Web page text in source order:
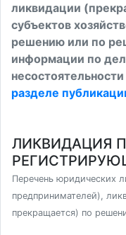
ликвидации
субъектов
решению или по
информации по
разделе
ЛИКВИДАЦИЯ
Перечень юридических
предпринимателей),
прекращается) по